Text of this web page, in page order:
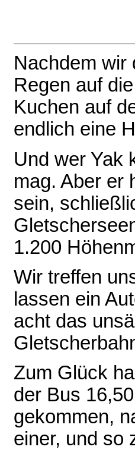
Nachdem wir
Regen auf
Kuchen auf
endlich eine
Und wer Yak
mag. Aber er
sein,
1.200
Wir treffen
lassen ein
acht das
Zum Glück
der Bus
gekommen,
einer, und so